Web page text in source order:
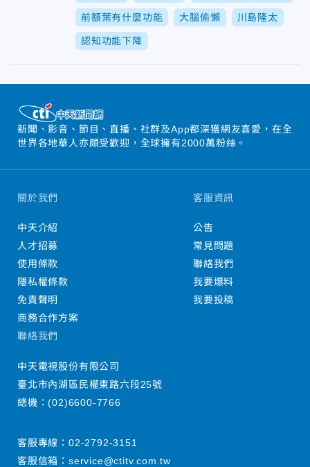
前額葉有什麼功能 大腦偷懶 川島隆太
認知功能下降
新聞、影音、節目、直播、社群及App都深獲網友喜愛，在全
世界各地華人亦頗受歡迎，全球擁有2000萬粉絲。
關於我們
中天介紹
人才招募
使用條款
隱私權條款
免責聲明
商務合作方案
客服資訊
公告
常見問題
聯絡我們
我要爆料
我要投稿
聯絡我們
中天電視股份有限公司
臺北市內湖區民權東路六段25號
總機：(02)6600-7766
客服專線： 02-2792-3151
客服信箱： service@ctitv.com.tw